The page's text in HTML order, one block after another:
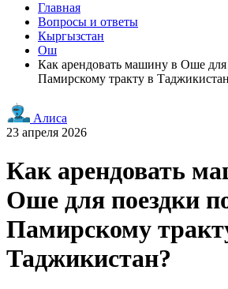
Главная
Вопросы и ответы
Кыргызстан
Ош
Как арендовать машину в Оше для
Памирскому тракту в
Алиса
23 апреля 2026
Как арендовать
Оше для поездки
Памирскому
Таджикистан?